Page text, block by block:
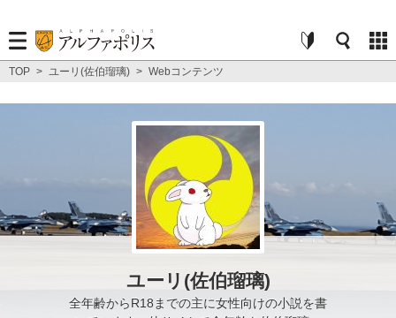
TOP > ユーリ(佐伯瑠璃) > Webコンテンツ
ユーリ(佐伯瑠璃)
全年齢からR18までの主に女性向けの小説を書